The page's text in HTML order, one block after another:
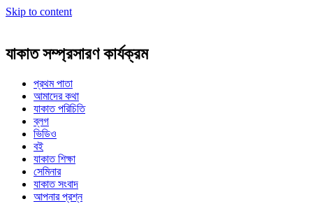
Skip to content
যাকাত সম্প্রসারণ কার্যক্রম
প্রথম পাতা
আমাদের কথা
যাকাত পরিচিতি
ব্লগ
ভিডিও
বই
যাকাত শিক্ষা
সেমিনার
যাকাত সংবাদ
আপনার প্রশ্ন